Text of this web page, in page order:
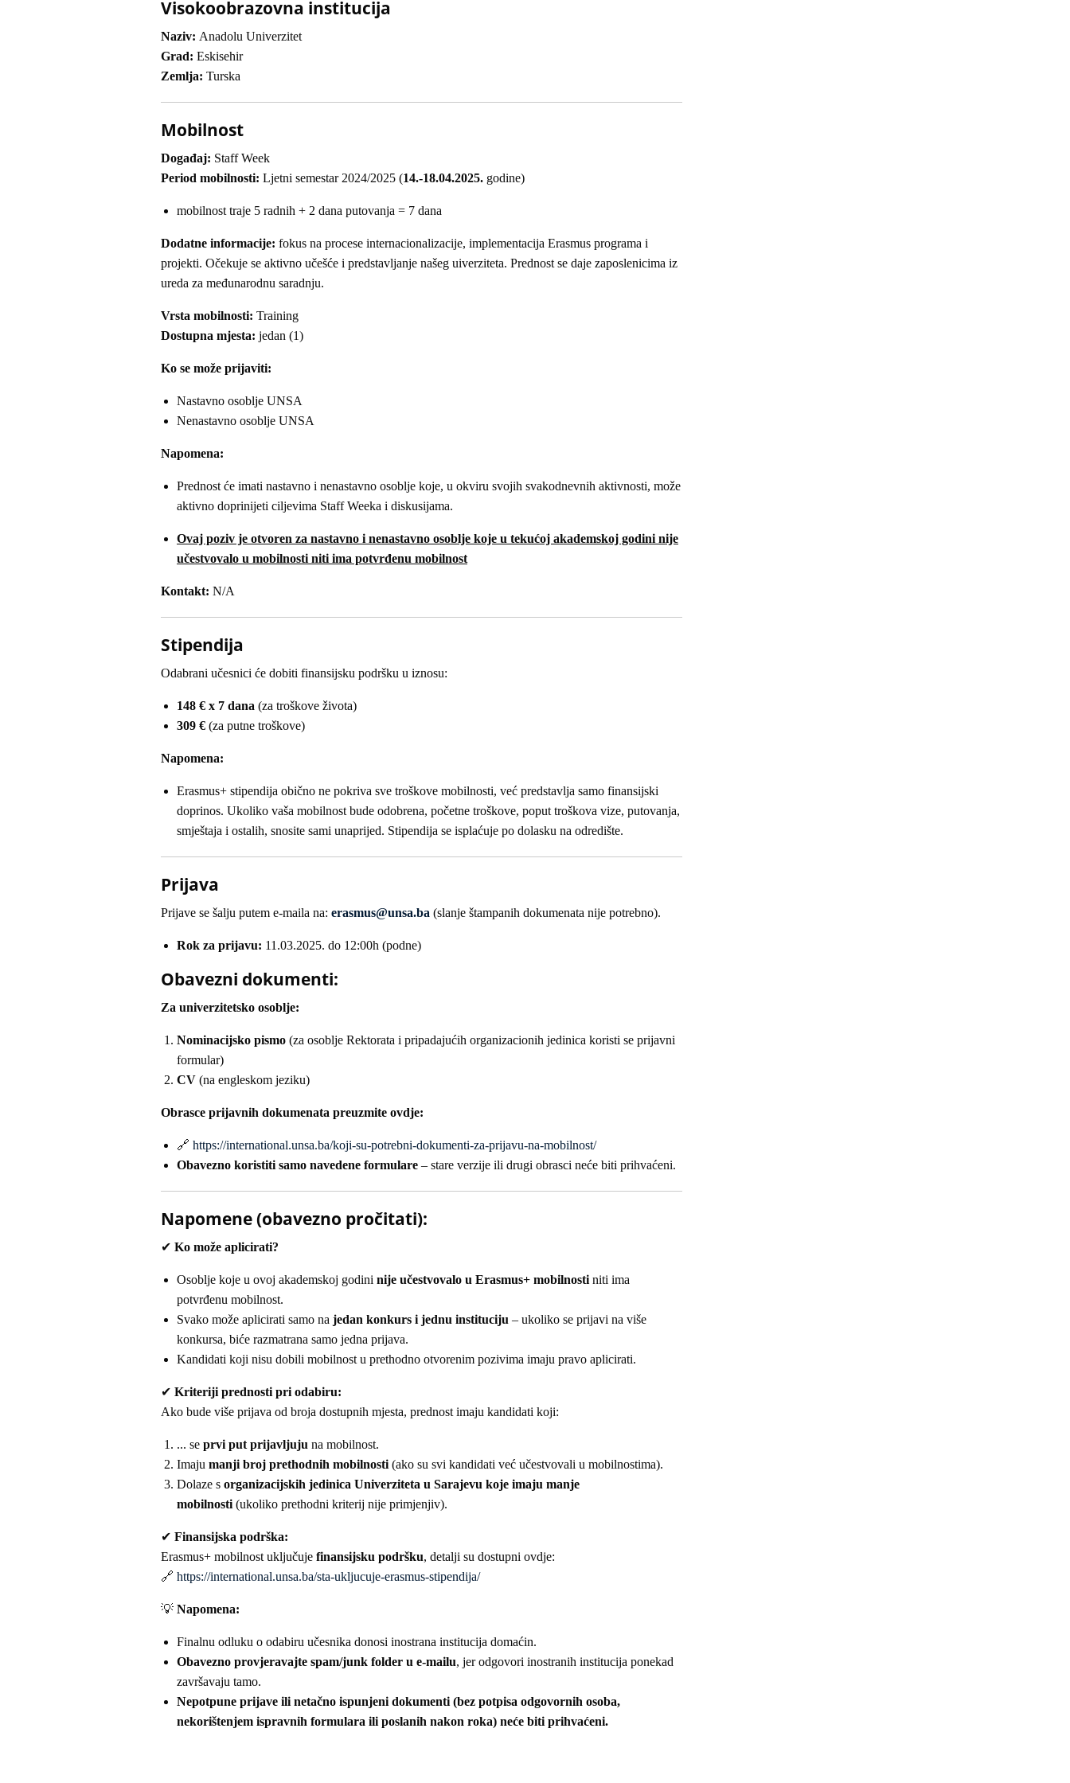
Visokoobrazovna institucija
Naziv: Anadolu Univerzitet
Grad: Eskisehir
Zemlja: Turska
Mobilnost
Događaj: Staff Week
Period mobilnosti: Ljetni semestar 2024/2025 (14.-18.04.2025. godine)
mobilnost traje 5 radnih + 2 dana putovanja = 7 dana
Dodatne informacije: fokus na procese internacionalizacije, implementacija Erasmus programa i
projekti. Očekuje se aktivno učešće i predstavljanje našeg uiverziteta. Prednost se daje zaposlenicima iz
ureda za međunarodnu saradnju.
Vrsta mobilnosti: Training
Dostupna mjesta: jedan (1)
Ko se može prijaviti:
Nastavno osoblje UNSA
Nenastavno osoblje UNSA
Napomena:
Prednost će imati nastavno i nenastavno osoblje koje, u okviru svojih svakodnevnih aktivnosti, može
aktivno doprinijeti ciljevima Staff Weeka i diskusijama.
Ovaj poziv je otvoren za nastavno i nenastavno osoblje koje u tekućoj akademskoj godini nije
učestvovalo u mobilnosti niti ima potvrđenu mobilnost
Kontakt: N/A
Stipendija
Odabrani učesnici će dobiti finansijsku podršku u iznosu:
148 € x 7 dana (za troškove života)
309 € (za putne troškove)
Napomena:
Erasmus+ stipendija obično ne pokriva sve troškove mobilnosti, već predstavlja samo finansijski
doprinos. Ukoliko vaša mobilnost bude odobrena, početne troškove, poput troškova vize, putovanja,
smještaja i ostalih, snosite sami unaprijed. Stipendija se isplaćuje po dolasku na odredište.
Prijava
Prijave se šalju putem e-maila na: erasmus@unsa.ba (slanje štampanih dokumenata nije potrebno).
Rok za prijavu: 11.03.2025. do 12:00h (podne)
Obavezni dokumenti:
Za univerzitetsko osoblje:
Nominacijsko pismo (za osoblje Rektorata i pripadajućih organizacionih jedinica koristi se prijavni
formular)
CV (na engleskom jeziku)
Obrasce prijavnih dokumenata preuzmite ovdje:
🔗 https://international.unsa.ba/koji-su-potrebni-dokumenti-za-prijavu-na-mobilnost/
Obavezno koristiti samo navedene formulare – stare verzije ili drugi obrasci neće biti prihvaćeni.
Napomene (obavezno pročitati):
✔ Ko može aplicirati?
Osoblje koje u ovoj akademskoj godini nije učestvovalo u Erasmus+ mobilnosti niti ima
potvrđenu mobilnost.
Svako može aplicirati samo na jedan konkurs i jednu instituciju – ukoliko se prijavi na više
konkursa, biće razmatrana samo jedna prijava.
Kandidati koji nisu dobili mobilnost u prethodno otvorenim pozivima imaju pravo aplicirati.
✔ Kriteriji prednosti pri odabiru:
Ako bude više prijava od broja dostupnih mjesta, prednost imaju kandidati koji:
... se prvi put prijavljuju na mobilnost.
Imaju manji broj prethodnih mobilnosti (ako su svi kandidati već učestvovali u mobilnostima).
Dolaze s organizacijskih jedinica Univerziteta u Sarajevu koje imaju manje
mobilnosti (ukoliko prethodni kriterij nije primjenjiv).
✔ Finansijska podrška:
Erasmus+ mobilnost uključuje finansijsku podršku, detalji su dostupni ovdje:
🔗 https://international.unsa.ba/sta-ukljucuje-erasmus-stipendija/
💡 Napomena:
Finalnu odluku o odabiru učesnika donosi inostrana institucija domaćin.
Obavezno provjeravajte spam/junk folder u e-mailu, jer odgovori inostranih institucija ponekad
završavaju tamo.
Nepotpune prijave ili netačno ispunjeni dokumenti (bez potpisa odgovornih osoba,
nekorištenjem ispravnih formulara ili poslanih nakon roka) neće biti prihvaćeni.